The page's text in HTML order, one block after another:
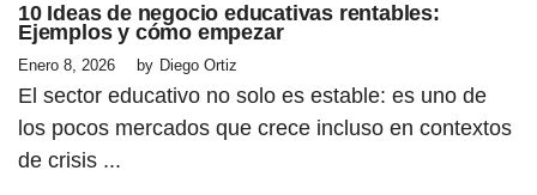
10 Ideas de negocio educativas rentables:
Ejemplos y cómo empezar
Enero 8, 2026 by Diego Ortiz
El sector educativo no solo es estable: es uno de
los pocos mercados que crece incluso en contextos
de crisis ...